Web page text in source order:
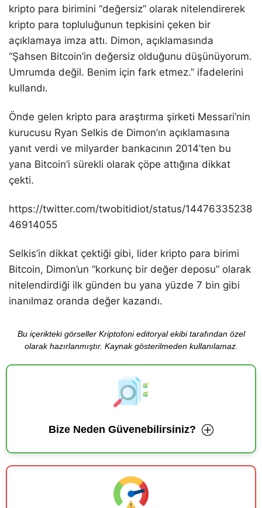
kripto para birimini “değersiz” olarak nitelendirerek
kripto para topluluğunun tepkisini çeken bir
açıklamaya imza attı. Dimon, açıklamasında
“Şahsen Bitcoin’in değersiz olduğunu düşünüyorum.
Umrumda değil. Benim için fark etmez.” ifadelerini
kullandı.
Önde gelen kripto para araştırma şirketi Messari’nin
kurucusu Ryan Selkis de Dimon’ın açıklamasına
yanıt verdi ve milyarder bankacının 2014’ten bu
yana Bitcoin’i sürekli olarak çöpe attığına dikkat
çekti.
https://twitter.com/twobitidiot/status/14476335238
46914055
Selkis’in dikkat çektiği gibi, lider kripto para birimi
Bitcoin, Dimon’un “korkunç bir değer deposu” olarak
nitelendirdiği ilk günden bu yana yüzde 7 bin gibi
inanılmaz oranda değer kazandı.
Bu içerikteki görseller Kriptofoni editoryal ekibi tarafından özel
olarak hazırlanmıştır. Kaynak gösterilmeden kullanılamaz.
Bize Neden Güvenebilirsiniz?